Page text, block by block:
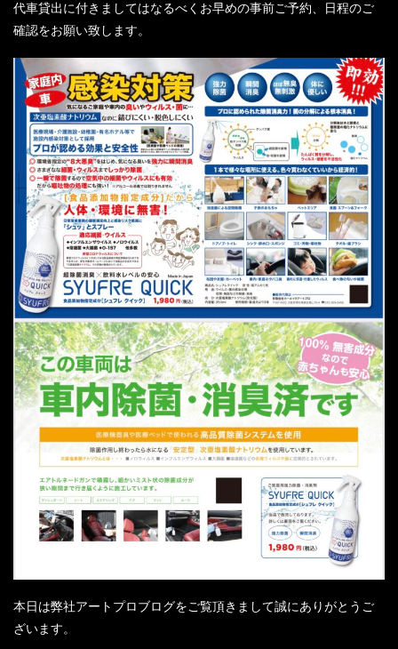
代車貸出に付きましてはなるべくお早めの事前ご予約、日程のご
確認をお願い致します。
本日は弊社アートプロブログをご覧頂きまして誠にありがとうご
ざいます。